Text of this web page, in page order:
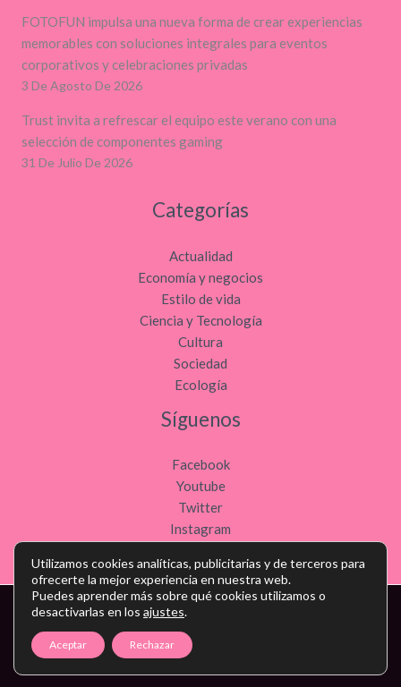
FOTOFUN impulsa una nueva forma de crear experiencias
memorables con soluciones integrales para eventos
corporativos y celebraciones privadas
3 De Agosto De 2026
Trust invita a refrescar el equipo este verano con una
selección de componentes gaming
31 De Julio De 2026
Categorías
Actualidad
Economía y negocios
Estilo de vida
Ciencia y Tecnología
Cultura
Sociedad
Ecología
Síguenos
Facebook
Youtube
Twitter
Instagram
Copyright © Todos los derechos reservados - noticiasdeocio.es
Política de privacidad- Política de cookies
Utilizamos cookies analíticas, publicitarias y de terceros para
ofrecerte la mejor experiencia en nuestra web.
Puedes aprender más sobre qué cookies utilizamos o
desactivarlas en los ajustes.
Aceptar Rechazar